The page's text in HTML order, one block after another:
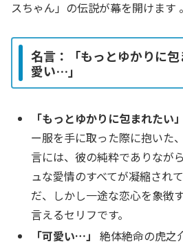
スちゃん」の伝説が幕を開けます
名言：「もっとゆかりに
愛い…」
「もっとゆかりに包まれたい」
ー服を手に取った際に抱いた
言には、彼の純粋でありなが
ュな愛情のすべてが凝縮され
だ、しかし一途な恋心を象徴
言えるセリフです。
「可愛い…」 絶体絶命の虎之